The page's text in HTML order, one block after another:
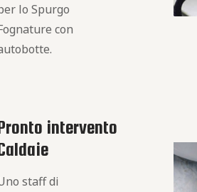
lo Spurgo
con
intervento
staff di